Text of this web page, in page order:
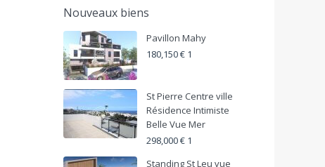
Nouveaux biens
Pavillon Mahy
180,150 € 1
St Pierre Centre ville
Résidence Intimiste
Belle Vue Mer
298,000 € 1
Standing St Leu vue